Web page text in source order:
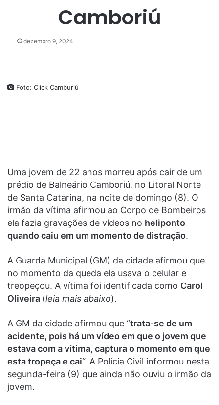
Camboriú
dezembro 9, 2024
Foto: Click Camburiú
Uma jovem de 22 anos morreu após cair de um
prédio de Balneário Camboriú, no Litoral Norte
de Santa Catarina, na noite de domingo (8). O
irmão da vítima afirmou ao Corpo de Bombeiros
ela fazia gravações de vídeos no heliponto
quando caiu em um momento de distração.
A Guarda Municipal (GM) da cidade afirmou que
no momento da queda ela usava o celular e
treopeçou. A vítima foi identificada como Carol
Oliveira (leia mais abaixo).
A GM da cidade afirmou que “trata-se de um
acidente, pois há um vídeo em que o jovem que
estava com a vítima, captura o momento em que
esta tropeça e cai“. A Polícia Civil informou nesta
segunda-feira (9) que ainda não ouviu o irmão da
jovem.